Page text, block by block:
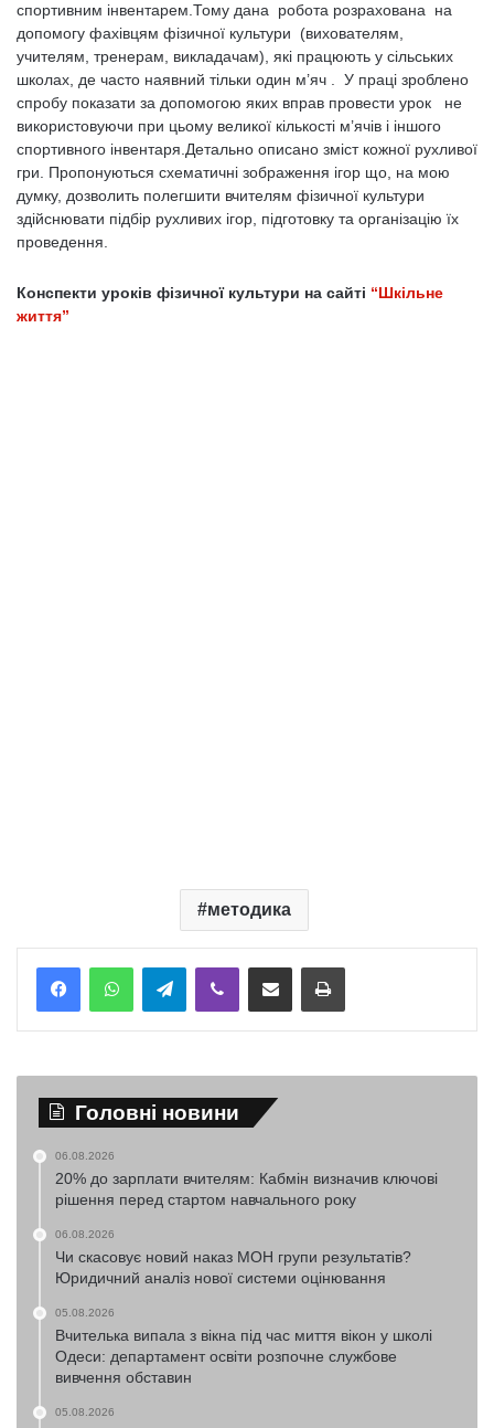
спортивним інвентарем.Тому дана робота розрахована на
допомогу фахівцям фізичної культури (вихователям,
учителям, тренерам, викладачам), які працюють у сільських
школах, де часто наявний тільки один м’яч . У праці зроблено
спробу показати за допомогою яких вправ провести урок не
використовуючи при цьому великої кількості м’ячів і іншого
спортивного інвентаря.Детально описано зміст кожної рухливої
гри. Пропонуються схематичні зображення ігор що, на мою
думку, дозволить полегшити вчителям фізичної культури
здійснювати підбір рухливих ігор, підготовку та організацію їх
проведення.
Конспекти уроків фізичної культури на сайті “Шкільне
життя”
методика
TelegramViber Надіслати електронною поштоюНадрукувати
Головні новини
06.08.2026
20% до зарплати вчителям: Кабмін визначив ключові
рішення перед стартом навчального року
06.08.2026
Чи скасовує новий наказ МОН групи результатів?
Юридичний аналіз нової системи оцінювання
05.08.2026
Вчителька випала з вікна під час миття вікон у школі
Одеси: департамент освіти розпочне службове
вивчення обставин
05.08.2026